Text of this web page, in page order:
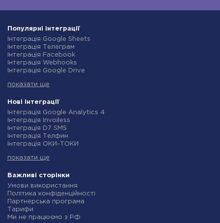
Популярні інтеграції
Інтеграція Google Sheets
Інтеграція Телеграм
Інтеграція Facebook
Інтеграція Webhooks
Інтеграція Google Drive
Інтеграція Gmail
Інтеграція Rozetka
Інтеграція OpenAI (ChatGPT)
Інтеграція Binotel
Інтеграція Prom
Інтеграція Приват24
Інтеграція OLX
Інтеграція SendPulse
Інтеграція Stream Telecom
Інтеграція Google Analytics
Інтеграція Creatio
Інтеграція Ringostat
Інтеграція Google Calendar
Інтеграція Airtable
показати ще
Нові інтеграції
Інтеграція Google Analytics 4
Інтеграція Invoiless
Інтеграція D7 SMS
Інтеграція Телфин
Інтеграція ОКИ-ТОКИ
Інтеграція Microsoft Dynamics 365
Інтеграція TxtSync
Інтеграція Wire2Air
Інтеграція Corezoid
Інтеграція Infobip
Інтеграція Instasent
Інтеграція AtomPark
показати ще
Важливі сторінки
Умови використання
Політика конфіденційності
Партнерська програма
Тарифи
Ми не працюємо з РФ